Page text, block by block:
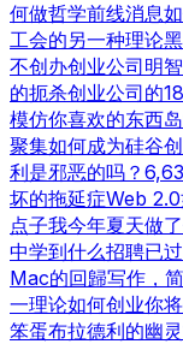
何做哲学前线消息
工会的另一种理论
不创办创业公司明
的扼杀创业公司的
模仿你喜欢的东西
聚集如何成为硅谷
利是邪恶的吗？
坏的拖延症Web 2.0
点子我今年夏天做
中学到什么招聘已
Mac的回歸写作，
一理论如何创业你
笨蛋布拉德利的幽灵